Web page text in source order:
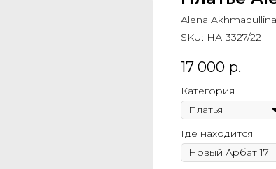
Alena Akhmadullina
SKU: НА-3327/22
17 000 р.
Категория
Где находится